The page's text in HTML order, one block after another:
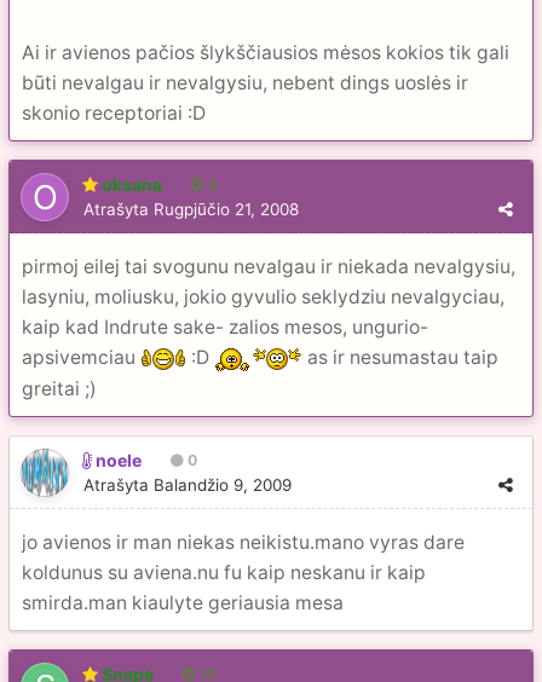
Ai ir avienos pačios šlykščiausios mėsos kokios tik gali
būti nevalgau ir nevalgysiu, nebent dings uoslės ir
skonio receptoriai :D
oksana 2
Atrašyta Rugpjūčio 21, 2008
pirmoj eilej tai svogunu nevalgau ir niekada nevalgysiu,
lasyniu, moliusku, jokio gyvulio seklydziu nevalgyciau,
kaip kad Indrute sake- zalios mesos, ungurio-
apsivemciau
:D
as ir nesumastau taip
greitai ;)
noele 0
Atrašyta Balandžio 9, 2009
jo avienos ir man niekas neikistu.mano vyras dare
koldunus su aviena.nu fu kaip neskanu ir kaip
smirda.man kiaulyte geriausia mesa
Snapė 13